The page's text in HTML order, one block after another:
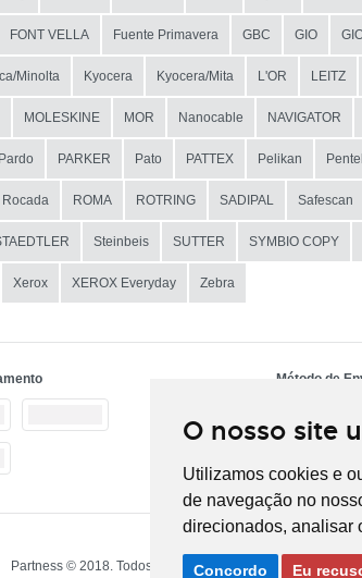
O nosso site
Utilizamos cookies e
de navegação no
direcionados, analisar
Concordo Eu
FONT VELLA Fuente Primavera GBC GIO
Minolta Kyocera Kyocera/Mita L'OR LEITZ
MOLESKINE MOR Nanocable NAVIGATOR
Pardo PARKER Pato PATTEX Pelikan Pentel
Rocada ROMA ROTRING SADIPAL Safescan
Steinbeis SUTTER SYMBIO COPY
Xerox XEROX Everyday Zebra
Método de
Partness © 2018. Todos os direitos reservados.